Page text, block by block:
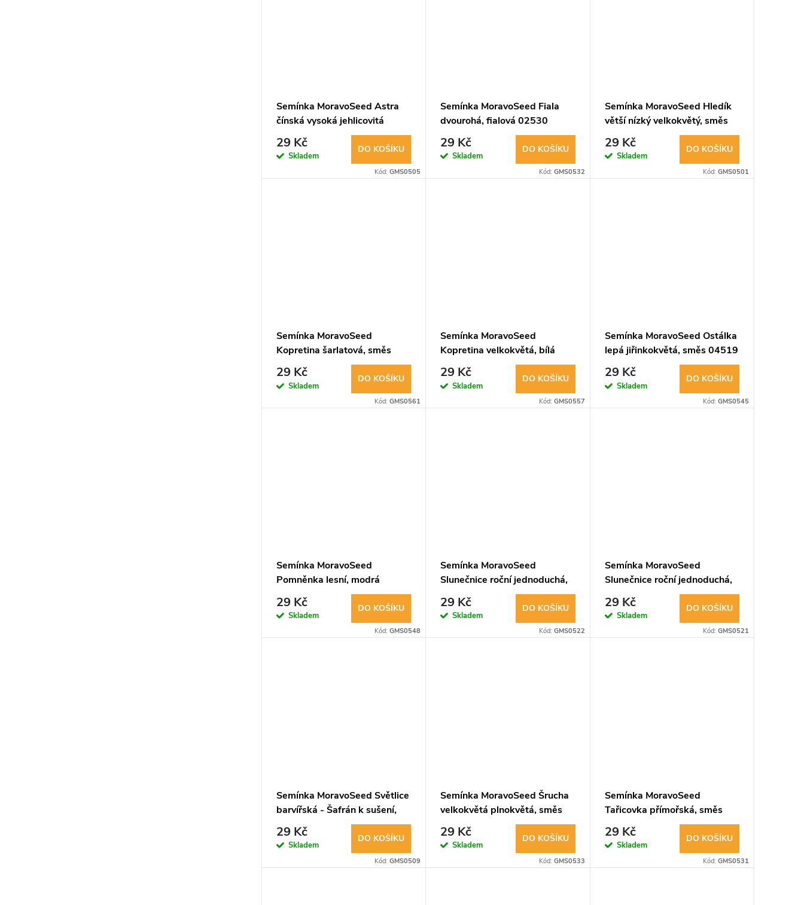
Semínka MoravoSeed Astra
čínská vysoká jehlicovitá
UNICUM, směs 00439
29 Kč
Skladem
DO KOŠÍKU
Kód:GMS0505
Semínka MoravoSeed Fiala
dvourohá, fialová 02530
29 Kč
Skladem
DO KOŠÍKU
Kód: GMS0532
Semínka MoravoSeed Hledík
větší nízký velkokvětý, směs
00097
29 Kč
Skladem
DO KOŠÍKU
Kód: GMS0501
Semínka MoravoSeed
Kopretina šarlatová, směs
32500
29 Kč
Skladem
DO KOŠÍKU
Kód:GMS0561
Semínka MoravoSeed
Kopretina velkokvětá, bílá
31480
29 Kč
Skladem
DO KOŠÍKU
Kód: GMS0557
Semínka MoravoSeed Ostálka
lepá jiřinkokvětá, směs 04519
29 Kč
Skladem
DO KOŠÍKU
Kód: GMS0545
Semínka MoravoSeed
Pomněnka lesní, modrá
20380
29 Kč
Skladem
DO KOŠÍKU
Kód:GMS0548
Semínka MoravoSeed
Slunečnice roční jednoduchá,
směs 01719
29 Kč
Skladem
DO KOŠÍKU
Kód: GMS0522
Semínka MoravoSeed
Slunečnice roční jednoduchá,
žlutá 01711
29 Kč
Skladem
DO KOŠÍKU
Kód: GMS0521
Semínka MoravoSeed Světlice
barvířská - Šafrán k sušení,
oranžová 00781
29 Kč
Skladem
DO KOŠÍKU
Kód:GMS0509
Semínka MoravoSeed Šrucha
velkokvětá plnokvětá, směs
03098
29 Kč
Skladem
DO KOŠÍKU
Kód: GMS0533
Semínka MoravoSeed
Tařicovka přímořská, směs
02459
29 Kč
Skladem
DO KOŠÍKU
Kód: GMS0531